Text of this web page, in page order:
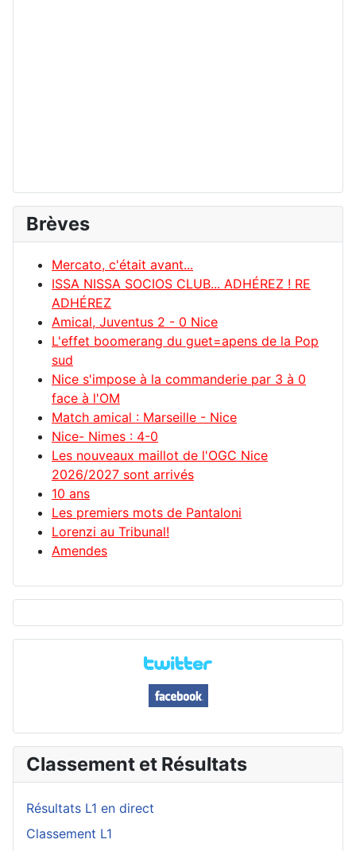
Brèves
Mercato, c'était avant...
ISSA NISSA SOCIOS CLUB... ADHÉREZ ! RE
ADHÉREZ
Amical, Juventus 2 - 0 Nice
L'effet boomerang du guet=apens de la Pop
sud
Nice s'impose à la commanderie par 3 à 0
face à l'OM
Match amical : Marseille - Nice
Nice- Nimes : 4-0
Les nouveaux maillot de l'OGC Nice
2026/2027 sont arrivés
10 ans
Les premiers mots de Pantaloni
Lorenzi au Tribunal!
Amendes
Classement et Résultats
Résultats L1 en direct
Classement L1